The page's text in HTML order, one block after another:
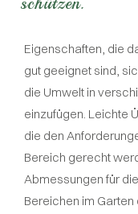
Eigenschaften, die
gut geeignet sind,
die Umwelt in
einzufügen. Leichte
die den
Bereich gerecht
Abmessungen für
Bereichen im